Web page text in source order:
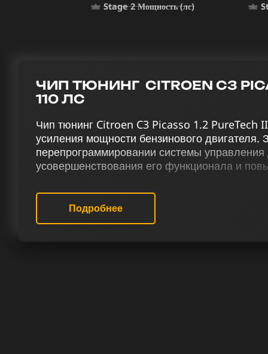
Stage 2 Мощность (лс)
ЧИП ТЮНИНГ CITROEN C3
110 ЛС
Чип тюнинг Citroen C3 Picasso 1.2 PureTech
усиления мощности бензинового двигателя.
перепрограммировании системы управления
усовершенствования его функционала и
PureTech II 110 лс достигается благодаря
чип-тюнинг (stage 1 и stage 2), удаление
системы продувки катализатора (Evap),
Подробнее